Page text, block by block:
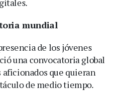
mundial
de los jóvenes
una convocatoria global
que quieran
de medio tiempo.